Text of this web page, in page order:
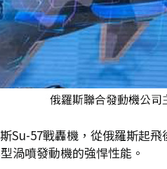
Su-57戰轟機，從俄羅斯起
渦噴發動機的強悍性能。